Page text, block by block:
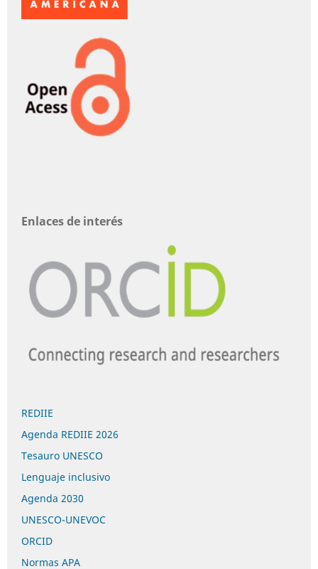
Enlaces de interés
REDIIE
Agenda REDIIE 2026
Tesauro UNESCO
Lenguaje inclusivo
Agenda 2030
UNESCO-UNEVOC
ORCID
Normas APA